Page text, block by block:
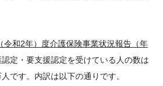
令和2年）度介護保険事業状況報告（年
認定・要支援認定を受けている人の数は
です。内訳は以下の通りです。